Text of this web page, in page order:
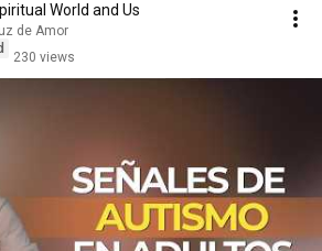
World and Us
de Amor
230 views